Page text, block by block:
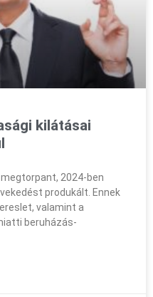
kilátásai
2024-ben
produkált. Ennek
valamint a
beruházás-